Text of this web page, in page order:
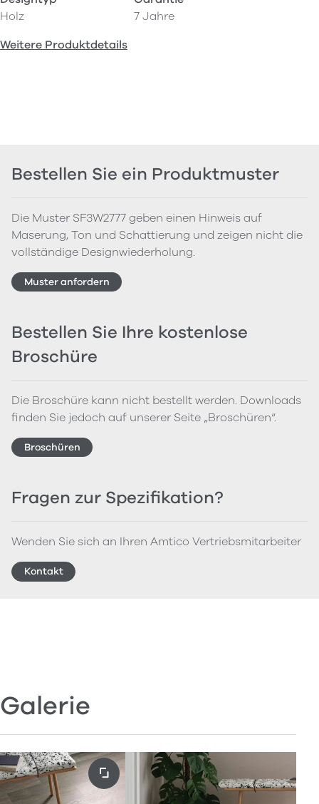
Holz
7 Jahre
Weitere Produktdetails
Bestellen Sie ein Produktmuster
Die Muster SF3W2777 geben einen Hinweis auf
Maserung, Ton und Schattierung und zeigen nicht die
vollständige Designwiederholung.
Muster anfordern
Bestellen Sie Ihre kostenlose
Broschüre
Die Broschüre kann nicht bestellt werden. Downloads
finden Sie jedoch auf unserer Seite „Broschüren“.
Broschüren
Fragen zur Spezifikation?
Wenden Sie sich an Ihren Amtico Vertriebsmitarbeiter
Kontakt
Galerie